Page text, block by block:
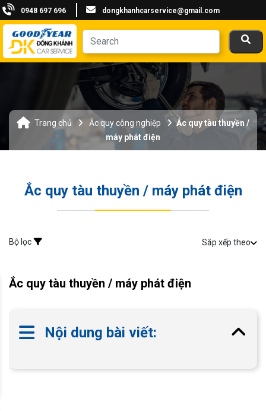
0948 697 696 dongkhanhcarservice@gmail.com
Trang chủ Ắc quy công nghiệp
Ắc quy tàu thuyền /
máy phát điện
Ắc quy tàu thuyền / máy phát điện
Bộ lọc Sắp xếp theo
Ắc quy tàu thuyền / máy phát điện
Nội dung bài viết: